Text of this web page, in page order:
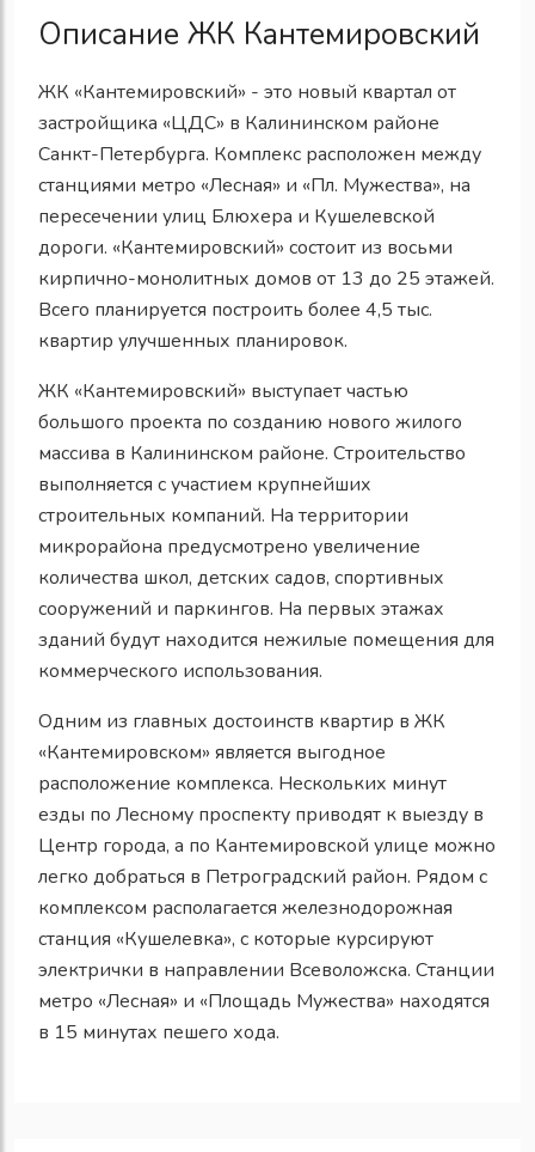
Описание ЖК Кантемировский
ЖК «Кантемировский» - это новый квартал от
застройщика «ЦДС» в Калининском районе
Санкт-Петербурга. Комплекс расположен между
станциями метро «Лесная» и «Пл. Мужества», на
пересечении улиц Блюхера и Кушелевской
дороги. «Кантемировский» состоит из восьми
кирпично-монолитных домов от 13 до 25 этажей.
Всего планируется построить более 4,5 тыс.
квартир улучшенных планировок.
ЖК «Кантемировский» выступает частью
большого проекта по созданию нового жилого
массива в Калининском районе. Строительство
выполняется с участием крупнейших
строительных компаний. На территории
микрорайона предусмотрено увеличение
количества школ, детских садов, спортивных
сооружений и паркингов. На первых этажах
зданий будут находится нежилые помещения для
коммерческого использования.
Одним из главных достоинств квартир в ЖК
«Кантемировском» является выгодное
расположение комплекса. Нескольких минут
езды по Лесному проспекту приводят к выезду в
Центр города, а по Кантемировской улице можно
легко добраться в Петроградский район. Рядом с
комплексом располагается железнодорожная
станция «Кушелевка», с которые курсируют
электрички в направлении Всеволожска. Станции
метро «Лесная» и «Площадь Мужества» находятся
в 15 минутах пешего хода.